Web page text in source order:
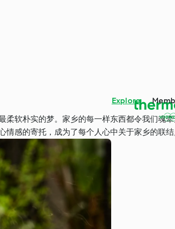
Explore
柔软朴实的梦。家乡的每一样东西都令我们魂
感的寄托，成为了每个人心中关于家乡的联结